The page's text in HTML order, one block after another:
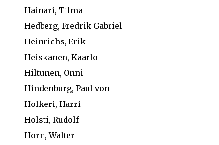
Hainari, Tilma
Hedberg, Fredrik Gabriel
Heinrichs, Erik
Heiskanen, Kaarlo
Hiltunen, Onni
Hindenburg, Paul von
Holkeri, Harri
Holsti, Rudolf
Horn, Walter